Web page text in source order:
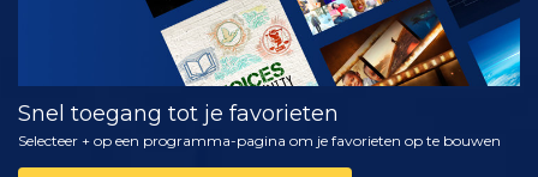
Snel toegang tot je favorieten
Selecteer + op een programma-pagina om je favorieten op te bouwen